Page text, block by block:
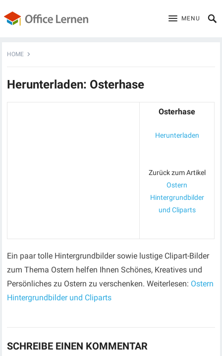
MENU
HOME
Herunterladen: Osterhase
Osterhase
Herunterladen
Zurück zum Artikel
Ostern
Hintergrundbilder
und Cliparts
Ein paar tolle Hintergrundbilder sowie lustige Clipart-Bilder
zum Thema Ostern helfen Ihnen Schönes, Kreatives und
Persönliches zu Ostern zu verschenken. Weiterlesen: Ostern
Hintergrundbilder und Cliparts
SCHREIBE EINEN KOMMENTAR